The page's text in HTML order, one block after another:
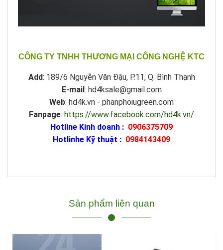
CÔNG TY TNHH THƯƠNG MẠI CÔNG NGHỆ KTC
Add: 189/6 Nguyễn Văn Đậu, P.11, Q. Bình Thạnh
E-mail : hd4ksale@gmail.com
Web: hd4k.vn - phanphoiugreen.com
Fanpage: https://www.facebook.com/hd4k.vn/
Hotline Kinh doanh : 0906375709
Hotlinhe Kỹ thuật : 0984143409
Sản phẩm liên quan